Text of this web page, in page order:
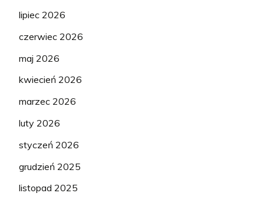
lipiec 2026
czerwiec 2026
maj 2026
kwiecień 2026
marzec 2026
luty 2026
styczeń 2026
grudzień 2025
listopad 2025